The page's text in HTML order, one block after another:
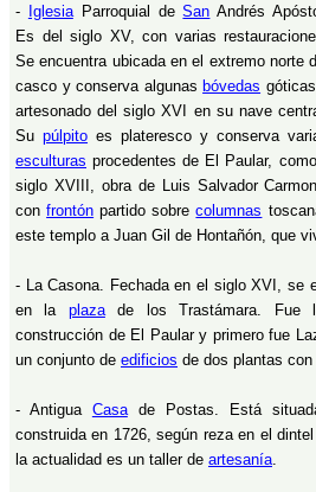
- IglesiaParroquial deSan Andrés
Es del siglo XV, con varias
Se encuentra ubicada en el extremo norte
casco y conserva algunas bóvedas
artesonado del siglo XVI en su nave
Supúlpito es plateresco y conserva
esculturas procedentes de El Paular,
siglo XVIII, obra de Luis Salvador
confrontón partido sobrecolumnas
este templo a Juan Gil de Hontañón, que
- La Casona. Fechada en el siglo XVI, se
en la plazade los Trastámara. Fue
construcción de El Paular y primero fue
un conjunto de edificios de dos plantas con
- Antigua Casade Postas. Está
construida en 1726, según reza en el
la actualidad es un taller de artesanía.